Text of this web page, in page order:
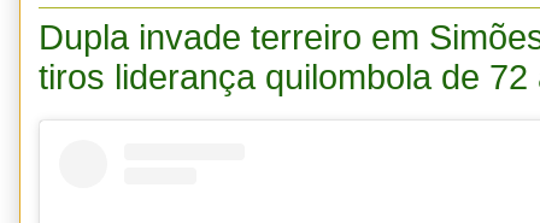
Dupla invade terreiro em
tiros liderança quilombola de 72